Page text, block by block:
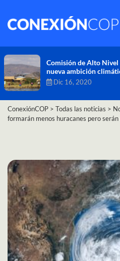
Comisión de Alto
nueva ambición
Dic 16, 2020
ConexiónCOP > Todas las noticias >
formarán menos huracanes pero